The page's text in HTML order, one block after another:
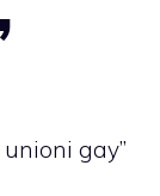
unioni gay”